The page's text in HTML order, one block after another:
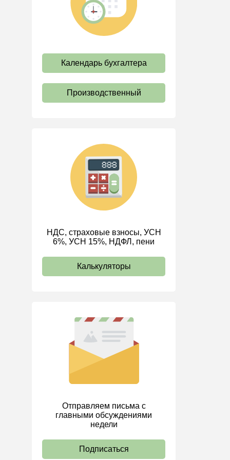
труда
Отпуск и время отдыха
Ответственность и
взыскания
Пенсии
должностные инструкции
Трудовые книжки
Кадровые документы и
образцы
Персональные данные
ИП
Календарь бухгалтера
Производственный
НДС, страховые взносы, УСН
6%, УСН 15%, НДФЛ, пени
Калькуляторы
Отправляем письма с
главными обсуждениями
недели
Подписаться